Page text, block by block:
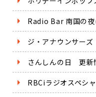
Radio Bar 南国の
ジ・アナウンサー
さんしんの日 更新
RBCiラジオスペシ